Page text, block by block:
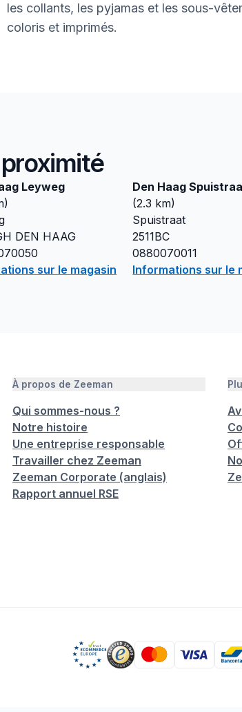
les collants, les pyjamas et les sous-
coloris et imprimés.
Leyweg
DEN HAAG
sur le magasin
Den Haag
(2.3 km)
Spuistraat
2511BC
0880070011
Informations sur le
À propos de Zeeman
Qui sommes-nous ?
Notre histoire
Une entreprise responsable
Travailler chez Zeeman
Zeeman Corporate (anglais)
Rapport annuel RSE